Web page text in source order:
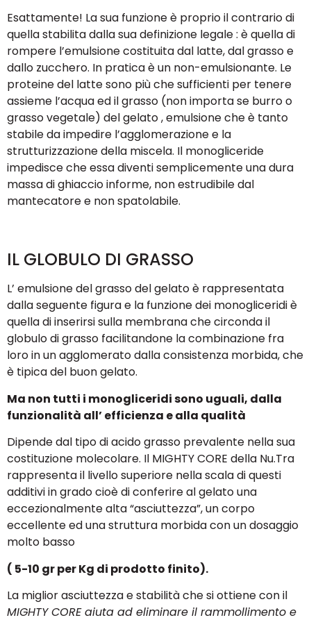
Esattamente! La sua funzione è proprio il contrario di
quella stabilita dalla sua definizione legale : è quella di
rompere l’emulsione costituita dal latte, dal grasso e
dallo zucchero. In pratica è un non-emulsionante. Le
proteine del latte sono più che sufficienti per tenere
assieme l’acqua ed il grasso (non importa se burro o
grasso vegetale) del gelato , emulsione che è tanto
stabile da impedire l’agglomerazione e la
strutturizzazione della miscela. Il monogliceride
impedisce che essa diventi semplicemente una dura
massa di ghiaccio informe, non estrudibile dal
mantecatore e non spatolabile.
IL GLOBULO DI GRASSO
L’ emulsione del grasso del gelato è rappresentata
dalla seguente figura e la funzione dei monogliceridi è
quella di inserirsi sulla membrana che circonda il
globulo di grasso facilitandone la combinazione fra
loro in un agglomerato dalla consistenza morbida, che
è tipica del buon gelato.
Ma non tutti i monogliceridi sono uguali, dalla
funzionalità all’ efficienza e alla qualità
Dipende dal tipo di acido grasso prevalente nella sua
costituzione molecolare. Il MIGHTY CORE della Nu.Tra
rappresenta il livello superiore nella scala di questi
additivi in grado cioè di conferire al gelato una
eccezionalmente alta “asciuttezza”, un corpo
eccellente ed una struttura morbida con un dosaggio
molto basso
( 5-10 gr per Kg di prodotto finito).
La miglior asciuttezza e stabilità che si ottiene con il
MIGHTY CORE aiuta ad eliminare il rammollimento e